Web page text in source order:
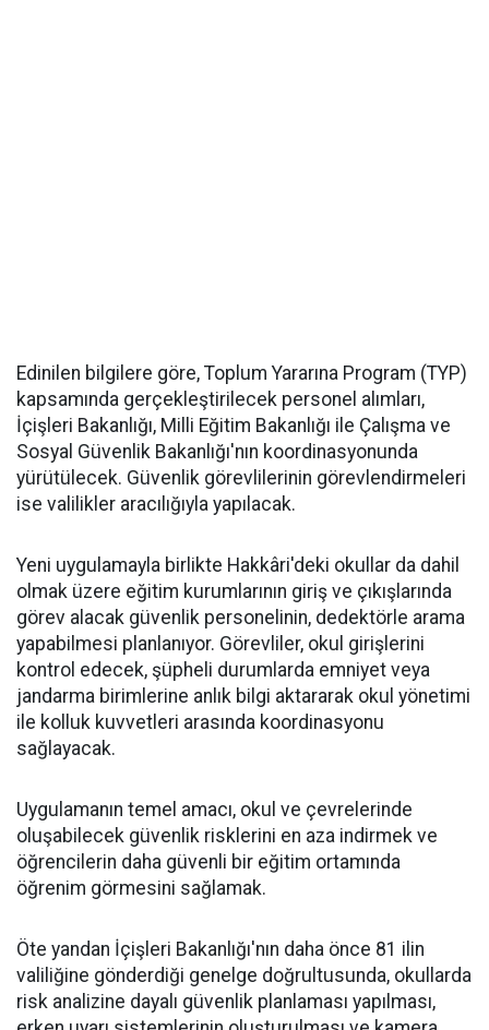
Edinilen bilgilere göre, Toplum Yararına Program (TYP)
kapsamında gerçekleştirilecek personel alımları,
İçişleri Bakanlığı, Milli Eğitim Bakanlığı ile Çalışma ve
Sosyal Güvenlik Bakanlığı'nın koordinasyonunda
yürütülecek. Güvenlik görevlilerinin görevlendirmeleri
ise valilikler aracılığıyla yapılacak.
Yeni uygulamayla birlikte Hakkâri'deki okullar da dahil
olmak üzere eğitim kurumlarının giriş ve çıkışlarında
görev alacak güvenlik personelinin, dedektörle arama
yapabilmesi planlanıyor. Görevliler, okul girişlerini
kontrol edecek, şüpheli durumlarda emniyet veya
jandarma birimlerine anlık bilgi aktararak okul yönetimi
ile kolluk kuvvetleri arasında koordinasyonu
sağlayacak.
Uygulamanın temel amacı, okul ve çevrelerinde
oluşabilecek güvenlik risklerini en aza indirmek ve
öğrencilerin daha güvenli bir eğitim ortamında
öğrenim görmesini sağlamak.
Öte yandan İçişleri Bakanlığı'nın daha önce 81 ilin
valiliğine gönderdiği genelge doğrultusunda, okullarda
risk analizine dayalı güvenlik planlaması yapılması,